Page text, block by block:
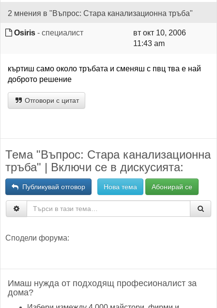
2 мнения в "Въпрос: Стара канализационна тръба"
Osiris - специалист
вт окт 10, 2006
11:43 am
къртиш само около тръбата и сменяш с пвц тва е най
доброто решение
Отговори с цитат
Тема "Въпрос: Стара канализационна
тръба" | Включи се в дискусията:
Публикувай отговор Нова тема Абонирай се
Сподели форума:
Имаш нужда от подходящ професионалист за
дома?